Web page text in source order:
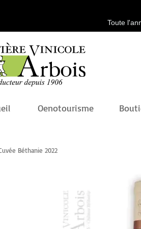
Toute
Oenotourisme
Béthanie 2022